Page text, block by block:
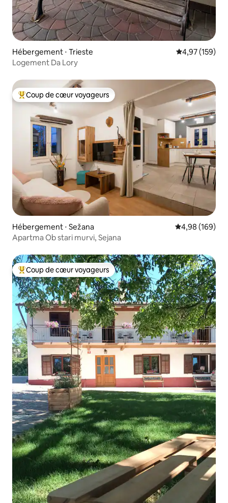
Hébergement ⋅ Trieste Évaluation
4,97 (159)
Logement Da Lory
Coups de cœur voyageurs les plus appréciés
Coup de cœur voyageurs
Hébergement ⋅ Sežana Évaluation
4,98 (169)
Apartma Ob stari murvi, Sejana
Coups de cœur voyageurs les plus appréciés
Coup de cœur voyageurs